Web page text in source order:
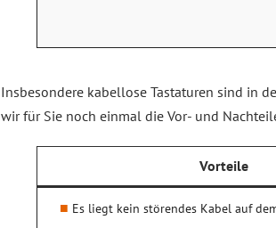
Insbesondere kabellose Tastaturen sind in
wir für Sie noch einmal die Vor- und
Vorteile
Es liegt kein störendes Kabel auf